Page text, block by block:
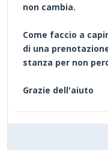
non cambia.
Come faccio a
di una
stanza per non
Grazie dell'aiuto